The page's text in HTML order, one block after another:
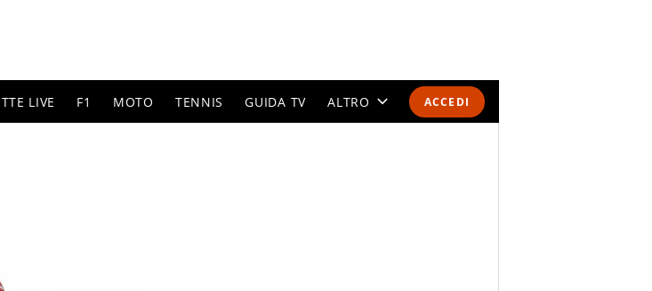
ACCEDI
LIVE F1 MOTO TENNIS GUIDA TV ALTRO